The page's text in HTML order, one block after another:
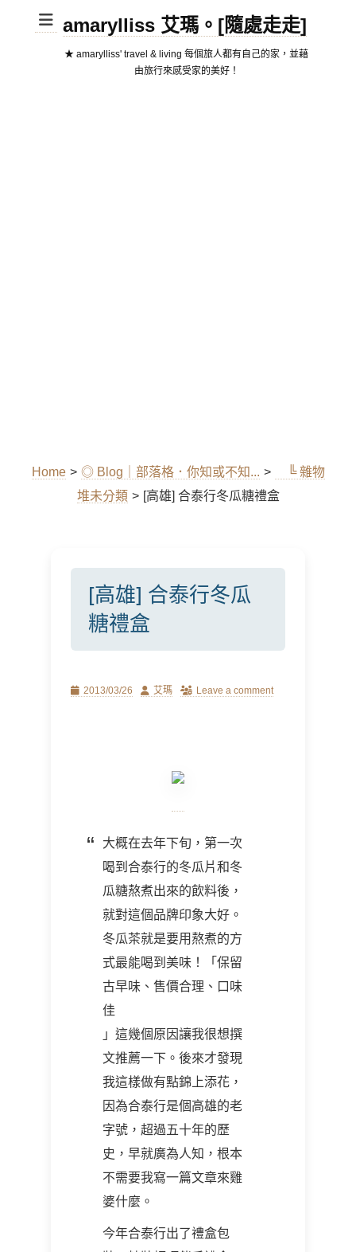
amarylliss 艾瑪。[隨處走走]
★ amarylliss' travel & living 每個旅人都有自己的家，並藉
由旅行來感受家的美好！
Home > ◎ Blog｜部落格．你知或不知... >
╚ 雜物
堆未分類 > [高雄] 合泰行冬瓜糖禮盒
[高雄] 合泰行冬瓜
糖禮盒
Posted2013/03/26 Author
艾瑪 Leave a comment
大概在去年下旬，第一次
喝到合泰行的冬瓜片和冬
瓜糖熬煮出來的飲料後，
就對這個品牌印象大好。
冬瓜茶就是要用熬煮的方
式最能喝到美味！「保留
古早味、售價合理、口味
佳
」這幾個原因讓我很想撰
文推薦一下。後來才發現
我這樣做有點錦上添花，
因為合泰行是個高雄的老
字號，超過五十年的歷
史，早就廣為人知，根本
不需要我寫一篇文章來雞
婆什麼。
今年合泰行出了禮盒包